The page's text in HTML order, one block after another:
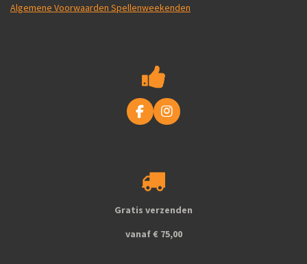
Algemene Voorwaarden Spellenweekenden
F
a
o
o
I
n
m
Gratis verzenden
vanaf € 75,00